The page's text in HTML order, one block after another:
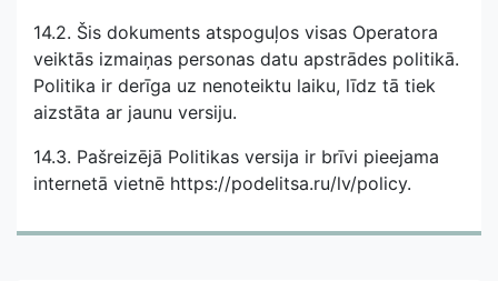
14.2. Šis dokuments atspoguļos visas Operatora
veiktās izmaiņas personas datu apstrādes politikā.
Politika ir derīga uz nenoteiktu laiku, līdz tā tiek
aizstāta ar jaunu versiju.
14.3. Pašreizējā Politikas versija ir brīvi pieejama
internetā vietnē https://podelitsa.ru/lv/policy.